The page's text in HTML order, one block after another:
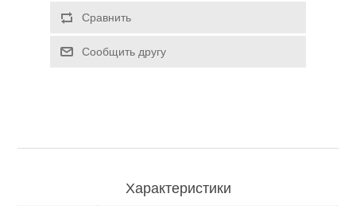
Сравнить
Сообщить другу
Характеристики